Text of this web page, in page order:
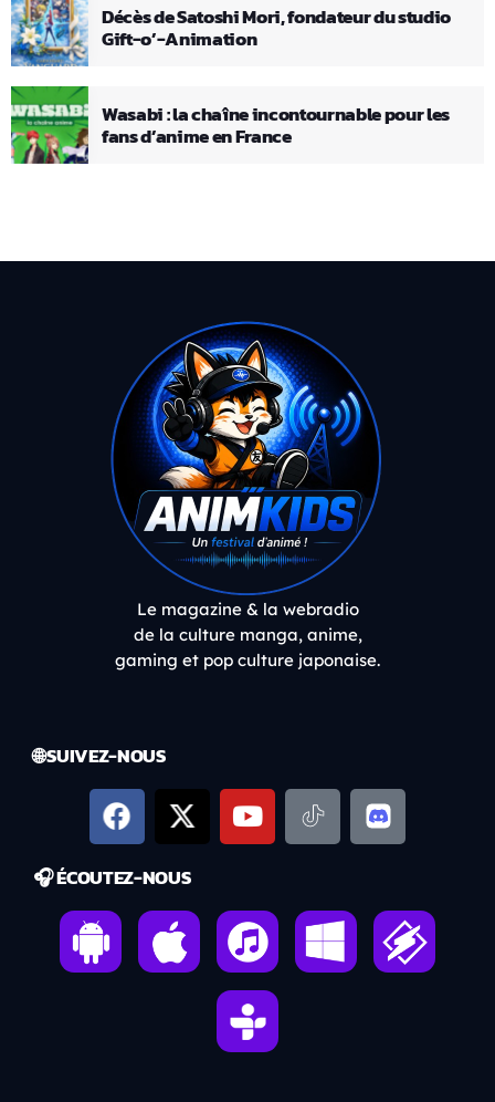
Décès de Satoshi Mori, fondateur du studio
Gift-o’-Animation
Wasabi : la chaîne incontournable pour les
fans d’anime en France
Le magazine & la webradio
de la culture manga, anime,
gaming et pop culture japonaise.
🌐 SUIVEZ-NOUS
🎧 ÉCOUTEZ-NOUS